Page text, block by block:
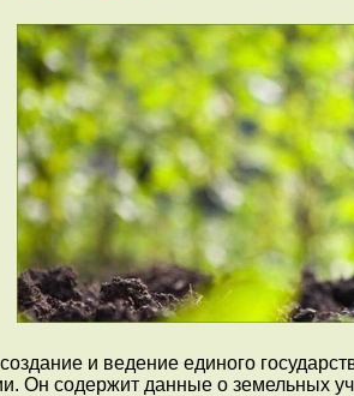
и ведение единого
Он содержит данные о земельных